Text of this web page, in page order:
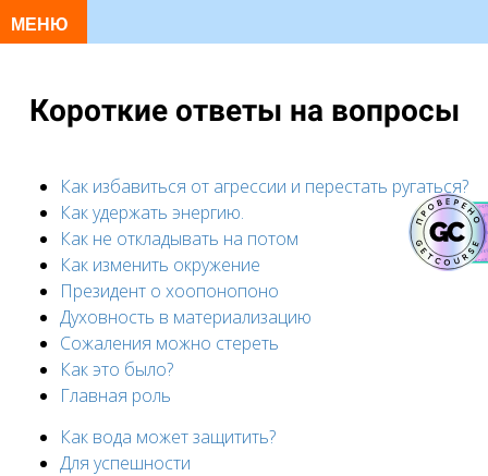
Короткие ответы на вопросы
Как избавиться от агрессии и перестать ругаться?
Как удержать энергию.
Как не откладывать на потом
Как изменить окружение
Президент о хоопонопоно
Духовность в материализацию
Сожаления можно стереть
Как это было?
Главная роль
Как вода может защитить?
Для успешности